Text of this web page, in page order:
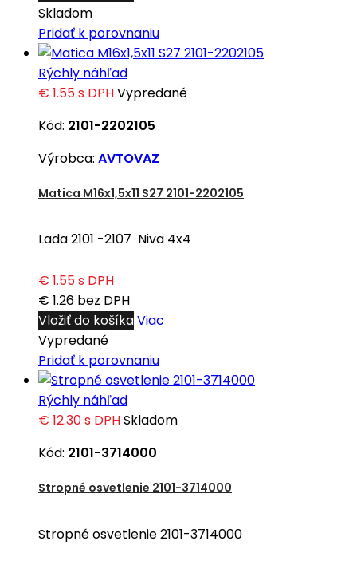
Skladom
Pridať k porovnaniu
Rýchly náhľad
€ 1.55s DPHVypredané
Kód: 2101-2202105
Výrobca: AVTOVAZ
Matica M16x1,5x11 S27 2101-2202105
Lada 2101 -2107 Niva 4x4
€ 1.55s DPH
€ 1.26 bez DPH
Vložiť do košíkaViac
Vypredané
Pridať k porovnaniu
Rýchly náhľad
€ 12.30s DPHSkladom
Kód: 2101-3714000
Stropné osvetlenie 2101-3714000
Stropné osvetlenie 2101-3714000